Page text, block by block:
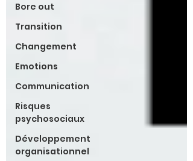
Bore out
Transition
Changement
Emotions
Communication
Risques
psychosociaux
Développement
organisationnel